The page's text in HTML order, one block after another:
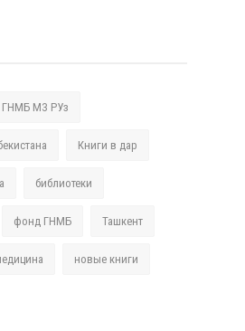
ГНМБ МЗ РУз
Книги в дар
библиотеки
фонд ГНМБ Ташкент
новые книги